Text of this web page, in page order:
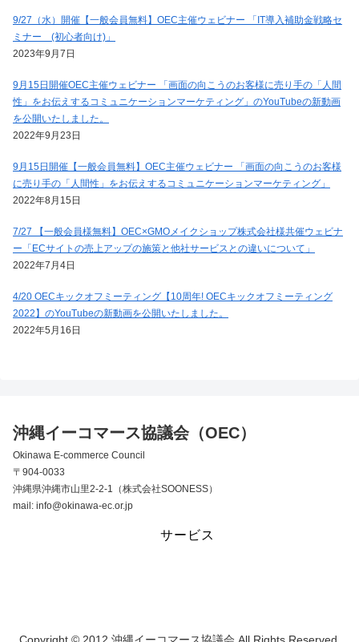
9/27（水）開催【一般会員無料】OEC主催ウェビナー 「IT導入補助金戦略セ
ミナー (初心者向け)」
2023年9月7日
9月15日開催OEC主催ウェビナー 「画面の向こうのお客様に売り手の「人間
性」をお伝えするコミュニケーションマーケティング」のYouTubeの新動画
を公開いたしました。
2022年9月23日
9月15日開催【一般会員無料】OEC主催ウェビナー 「画面の向こうのお客様
に売り手の「人間性」をお伝えするコミュニケーションマーケティング」
2022年8月15日
7/27 【一般会員様無料】OEC×GMOメイクショップ株式会社様共催ウェビナ
ー「ECサイトの売上アップの施策と他社サービスとの違いについて」
2022年7月4日
4/20 OECキックオフミーティング【10周年! OECキックオフミーティング
2022】のYouTubeの新動画を公開いたしました。
2022年5月16日
沖縄イーコマース協議会（OEC）
Okinawa E-commerce Council
〒904-0033
沖縄県沖縄市山里2-2-1（株式会社SOONESS）
mail: info@okinawa-ec.or.jp
サービス